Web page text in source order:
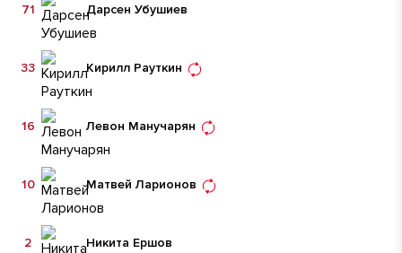
Дарсен Убушиев
71
Кирилл Рауткин
33
Левон Манучарян
16
Матвей Ларионов
10
Никита Ершов
2